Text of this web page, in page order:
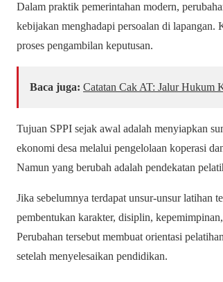
Dalam praktik pemerintahan modern,
kebijakan menghadapi persoalan di
proses pengambilan keputusan.
Baca juga: Catatan Cak AT: Jalur Hukum
Tujuan SPPI sejak awal adalah menyiapkan
ekonomi desa melalui pengelolaan koperasi
Namun yang berubah adalah pendekatan
Jika sebelumnya terdapat unsur-unsur latihan
pembentukan karakter, disiplin,
Perubahan tersebut membuat orientasi
setelah menyelesaikan pendidikan.